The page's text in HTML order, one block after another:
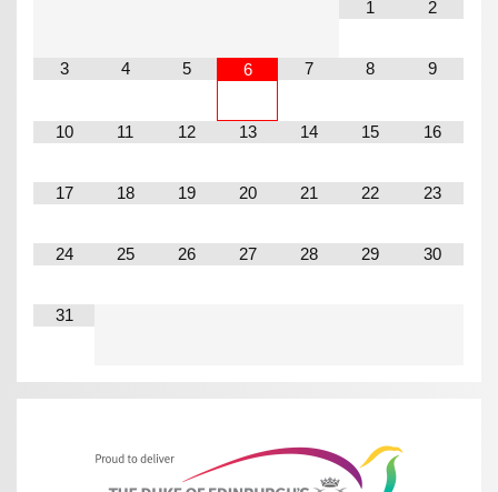
1
2
3 4 5 6 7 8 9
10 11 12 13 14 15 16
17 18 19 20 21 22 23
24 25 26 27 28 29 30
31